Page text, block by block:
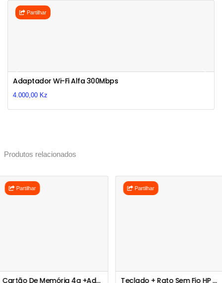
Partilhar
Adaptador Wi-Fi Alfa 300Mbps
4.000,00 Kz
Previous
Produtos relacionados
Partilhar
Cartão De Memória 4g +adaptador Original
Partilhar
Teclado + Rato Sem Fio HP CS700